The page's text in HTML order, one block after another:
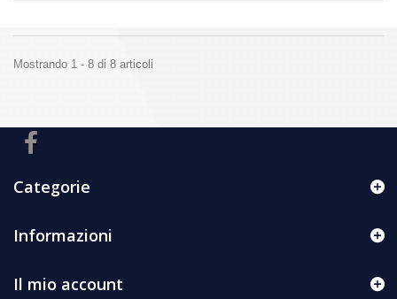
Mostrando 1 - 8 di 8 articoli
Categorie
Informazioni
Il mio account